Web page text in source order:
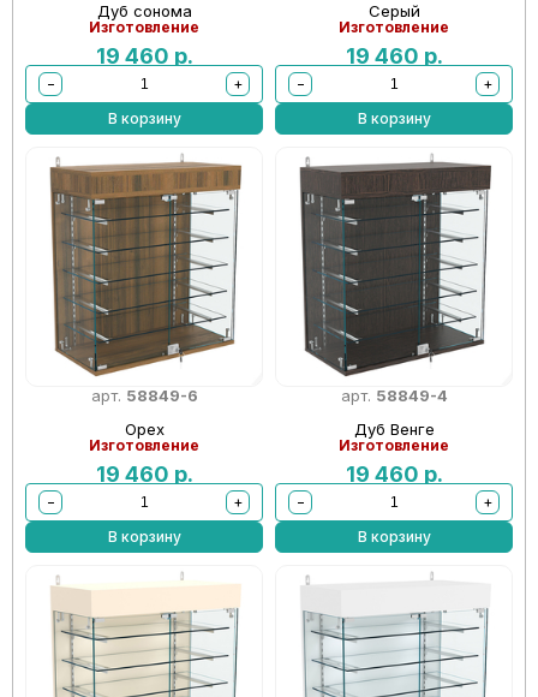
Дуб сонома
Изготовление
19 460 р.
−
+
В корзину
Серый
Изготовление
19 460 р.
−
+
В корзину
арт. 58849-6
Орех
Изготовление
19 460 р.
−
+
В корзину
арт. 58849-4
Дуб Венге
Изготовление
19 460 р.
−
+
В корзину